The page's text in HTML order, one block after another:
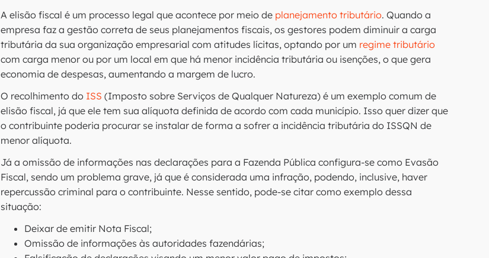
A elisão fiscal é um processo legal que acontece por meio de planejamento tributário. Quando a
empresa faz a gestão correta de seus planejamentos fiscais, os gestores podem diminuir a carga
tributária da sua organização empresarial com atitudes lícitas, optando por um regime tributário
com carga menor ou por um local em que há menor incidência tributária ou isenções, o que gera
economia de despesas, aumentando a margem de lucro.
O recolhimento do ISS (Imposto sobre Serviços de Qualquer Natureza) é um exemplo comum de
elisão fiscal, já que ele tem sua alíquota definida de acordo com cada município. Isso quer dizer que
o contribuinte poderia procurar se instalar de forma a sofrer a incidência tributária do ISSQN de
menor alíquota.
Já a omissão de informações nas declarações para a Fazenda Pública configura-se como Evasão
Fiscal, sendo um problema grave, já que é considerada uma infração, podendo, inclusive, haver
repercussão criminal para o contribuinte. Nesse sentido, pode-se citar como exemplo dessa
situação:
Deixar de emitir Nota Fiscal;
Omissão de informações às autoridades fazendárias;